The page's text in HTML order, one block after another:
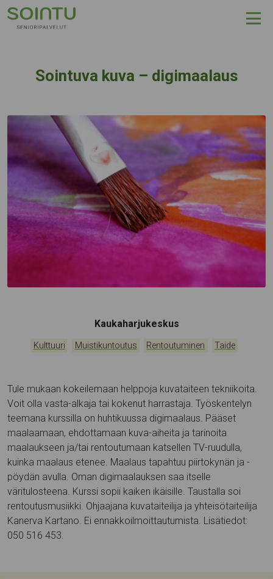
Hyppää sisältöön
Sointuva kuva – digimaalaus
Tapahtumapaikka:
Kaukaharjukeskus
Kategoriat:
Kulttuuri Muistikuntoutus Rentoutuminen Taide
Tule mukaan kokeilemaan helppoja kuvataiteen tekniikoita.
Voit olla vasta-alkaja tai kokenut harrastaja. Työskentelyn
teemana kurssilla on huhtikuussa digimaalaus. Pääset
maalaamaan, ehdottamaan kuva-aiheita ja tarinoita
maalaukseen ja/tai rentoutumaan katsellen TV-ruudulla,
kuinka maalaus etenee. Maalaus tapahtuu piirtokynän ja -
pöydän avulla. Oman digimaalauksen saa itselle
väritulosteena. Kurssi sopii kaiken ikäisille. Taustalla soi
rentoutusmusiikki. Ohjaajana kuvataiteilija ja yhteisötaiteilija
Kanerva Kartano. Ei ennakkoilmoittautumista. Lisätiedot:
050 516 453.